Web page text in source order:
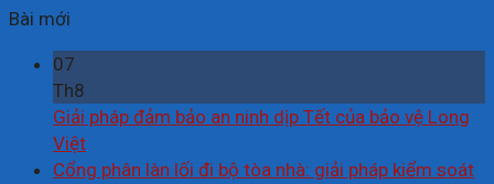
Bài mới
07
Th8
Giải pháp đảm bảo an ninh dịp Tết của bảo vệ Long
Việt
Cổng phân làn lối đi bộ tòa nhà: giải pháp kiểm soát